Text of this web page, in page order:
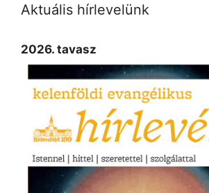
Aktuális hírlevelünk
2026. tavasz